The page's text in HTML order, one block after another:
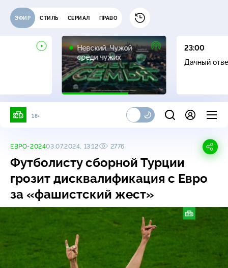
ЭФИР СТИЛЬ СЕРИАЛ ПРАВО
Невский. Чужой
среди чужих
16+
23:00
Дачный
18+
ЕВРО-202403.07.2024, 13:12 2776
Футболисту сборной Турции
грозит дисквалификация с Евро
за «фашистский жест»